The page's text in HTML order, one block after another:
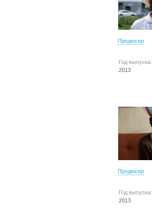
Продюсер
Год выпуска:
2013
Продюсер
Год выпуска:
2013